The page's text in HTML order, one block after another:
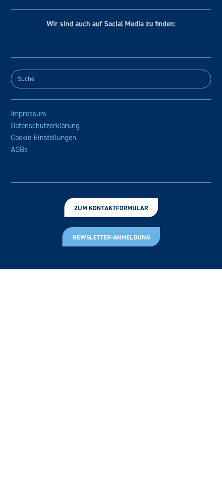
Wir sind auch auf Social Media zu finden:
Impressum
Datenschutzerklärung
Cookie-Einstellungen
AGBs
ZUM KONTAKTFORMULAR
NEWSLETTER-ANMELDUNG